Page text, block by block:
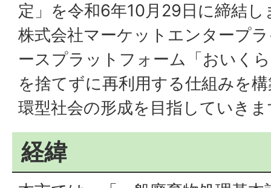
定」を令和6年10月29日に締結し
株式会社マーケットエンタープ
ースプラットフォーム「おいく
を捨てずに再利用する仕組みを
環型社会の形成を目指していき
経緯